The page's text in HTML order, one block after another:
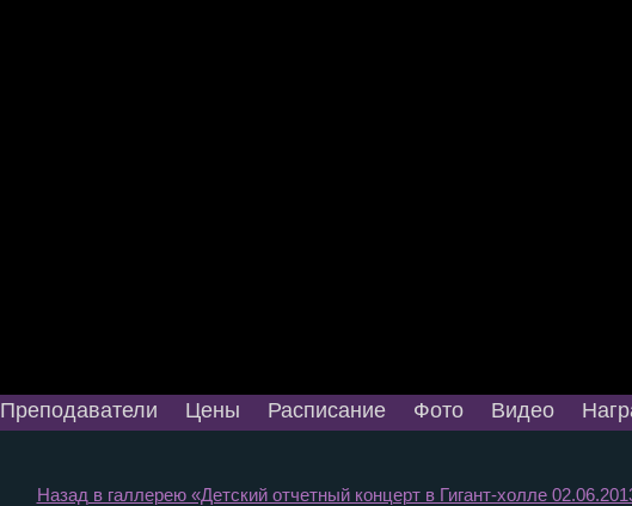
Преподаватели Цены Расписание Фото Видео
Назад в галлерею «Детский отчетный концерт в Гигант-холле